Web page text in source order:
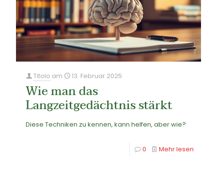
Titolo am 13. Februar 2025
Wie man das
Langzeitgedächtnis stärkt
Diese Techniken zu kennen, kann helfen, aber wie?
0 Mehr lesen